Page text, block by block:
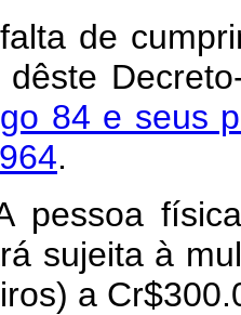
de
dêste
84 e seus
.
física
sujeita à
a